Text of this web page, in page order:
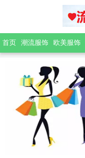
首页 潮流服饰 欧美服饰